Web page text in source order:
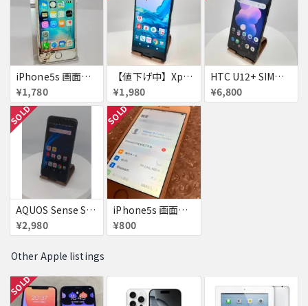
iPhone5s 画面割れ
¥1,780
【値下げ中】XperiaXZ
¥1,980
HTC U12+ SIMフリー 354395090094851
¥6,800
SOLD
AQUOS Sense SH-01K 若干訳アリ
¥2,980
SOLD
iPhone5s 画面焼付
¥800
Other Apple listings
SOLD